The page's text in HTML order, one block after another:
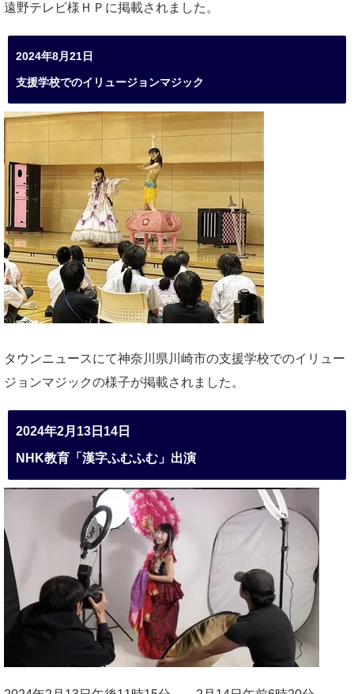
遠野テレビ様ＨＰに掲載されました。
2024年8月21日
支援学校でのイリュージョンマジック
タウンニュースにて神奈川県川崎市の支援学校でのイリュー
ジョンマジックの様子が掲載されました。
2024年2月13日14日
NHK教育「漢字ふむふむ」出演